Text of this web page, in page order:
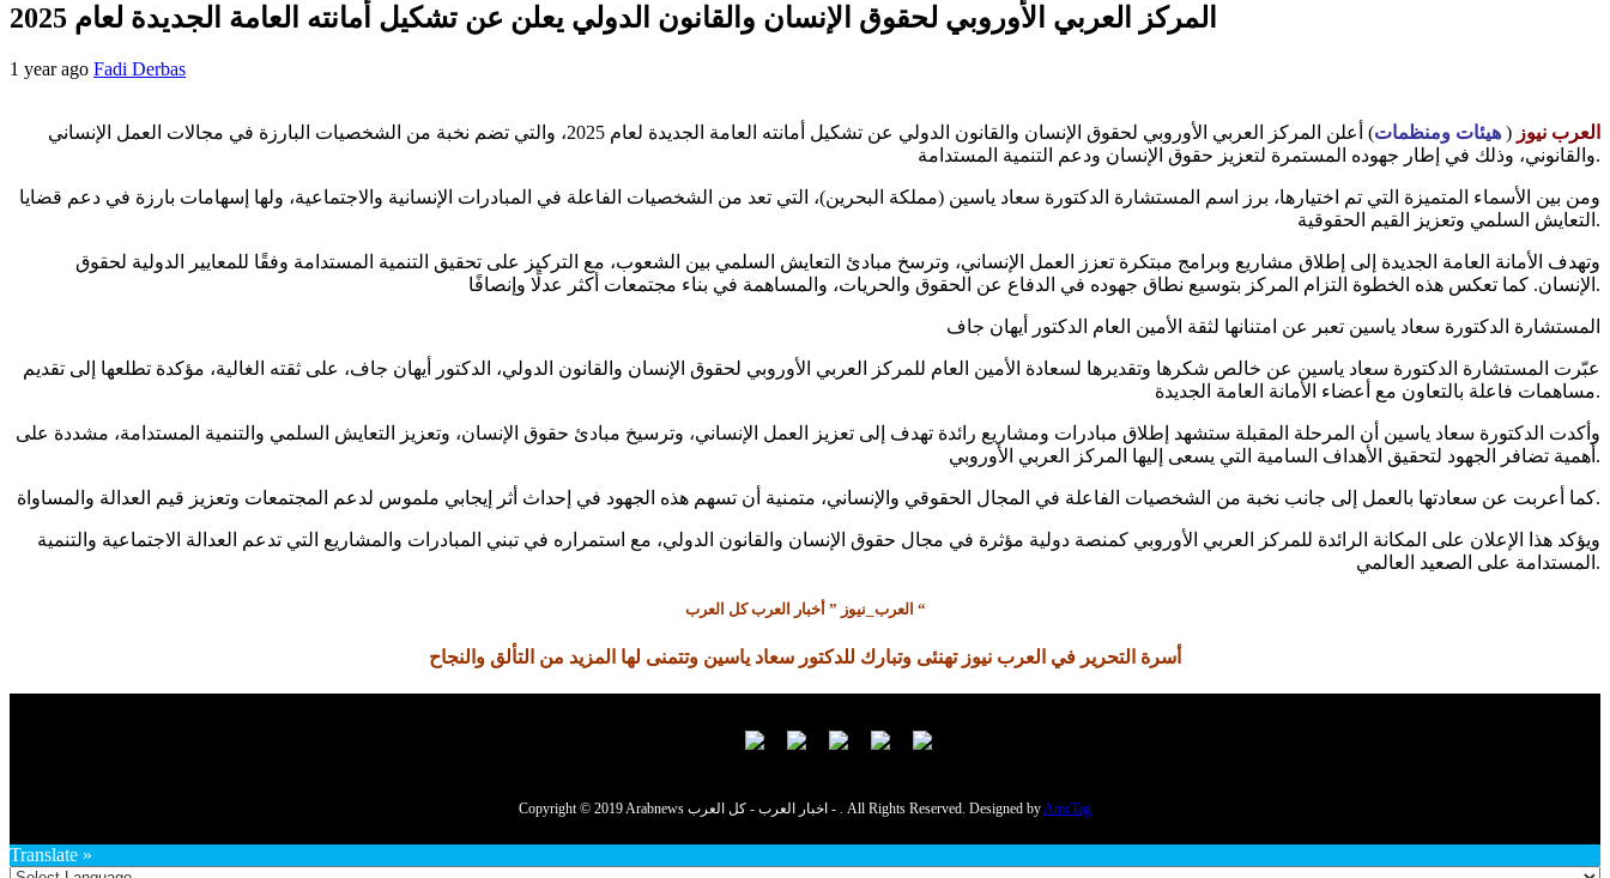
المركز العربي الأوروبي لحقوق الإنسان والقانون الدولي يعلن عن تشكيل أمانته العامة الجديدة لعام 2025
1 year ago Fadi Derbas
العرب نيوز ( هيئات ومنظمات
) أعلن المركز العربي الأوروبي لحقوق الإنسان والقانون الدولي عن تشكيل أمانته العامة الجديدة لعام 2025، والتي تضم نخبة من الشخصيات البارزة في مجالات العمل الإنساني
والقانوني، وذلك في إطار جهوده المستمرة لتعزيز حقوق الإنسان ودعم التنمية المستدامة.
ومن بين الأسماء المتميزة التي تم اختيارها، برز اسم المستشارة الدكتورة سعاد ياسين (مملكة البحرين)، التي تعد من الشخصيات الفاعلة في المبادرات الإنسانية والاجتماعية، ولها إسهامات بارزة في دعم قضايا
التعايش السلمي وتعزيز القيم الحقوقية.
وتهدف الأمانة العامة الجديدة إلى إطلاق مشاريع وبرامج مبتكرة تعزز العمل الإنساني، وترسخ مبادئ التعايش السلمي بين الشعوب، مع التركيز على تحقيق التنمية المستدامة وفقًا للمعايير الدولية لحقوق
الإنسان. كما تعكس هذه الخطوة التزام المركز بتوسيع نطاق جهوده في الدفاع عن الحقوق والحريات، والمساهمة في بناء مجتمعات أكثر عدلًا وإنصافًا.
المستشارة الدكتورة سعاد ياسين تعبر عن امتنانها لثقة الأمين العام الدكتور أيهان جاف
عبّرت المستشارة الدكتورة سعاد ياسين عن خالص شكرها وتقديرها لسعادة الأمين العام للمركز العربي الأوروبي لحقوق الإنسان والقانون الدولي، الدكتور أيهان جاف، على ثقته الغالية، مؤكدة تطلعها إلى تقديم
مساهمات فاعلة بالتعاون مع أعضاء الأمانة العامة الجديدة.
وأكدت الدكتورة سعاد ياسين أن المرحلة المقبلة ستشهد إطلاق مبادرات ومشاريع رائدة تهدف إلى تعزيز العمل الإنساني، وترسيخ مبادئ حقوق الإنسان، وتعزيز التعايش السلمي والتنمية المستدامة، مشددة على
أهمية تضافر الجهود لتحقيق الأهداف السامية التي يسعى إليها المركز العربي الأوروبي.
كما أعربت عن سعادتها بالعمل إلى جانب نخبة من الشخصيات الفاعلة في المجال الحقوقي والإنساني، متمنية أن تسهم هذه الجهود في إحداث أثر إيجابي ملموس لدعم المجتمعات وتعزيز قيم العدالة والمساواة.
ويؤكد هذا الإعلان على المكانة الرائدة للمركز العربي الأوروبي كمنصة دولية مؤثرة في مجال حقوق الإنسان والقانون الدولي، مع استمراره في تبني المبادرات والمشاريع التي تدعم العدالة الاجتماعية والتنمية
المستدامة على الصعيد العالمي.
العرب_نيوز ” أخبار العرب كل العرب “
أسرة التحرير في العرب نيوز تهنئى وتبارك للدكتور سعاد ياسين وتتمنى لها المزيد من التألق والنجاح
Copyright © 2019 Arabnews اخبار العرب - كل العرب - . All Rights Reserved. Designed byAmcTag
Translate »